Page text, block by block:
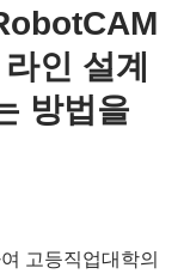
인 설계
방법을
고등직업대학의